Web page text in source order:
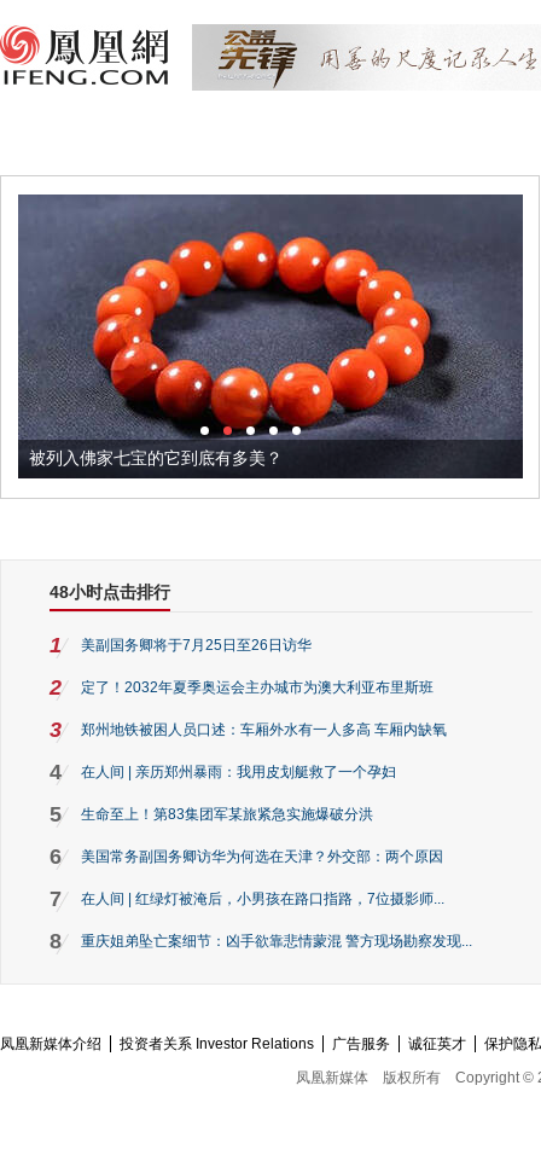
被列入佛家七宝的它到底有多美？
48小时点击排行
1 美副国务卿将于7月25日至26日访华
2 定了！2032年夏季奥运会主办城市为澳大利亚布里斯班
3 郑州地铁被困人员口述：车厢外水有一人多高 车厢内缺氧
4 在人间 | 亲历郑州暴雨：我用皮划艇救了一个孕妇
5 生命至上！第83集团军某旅紧急实施爆破分洪
6 美国常务副国务卿访华为何选在天津？外交部：两个原因
7 在人间 | 红绿灯被淹后，小男孩在路口指路，7位摄影师...
8 重庆姐弟坠亡案细节：凶手欲靠悲情蒙混 警方现场勘察发现...
凤凰新媒体介绍 投资者关系 Investor Relations 广告服务 诚征英才
保护隐
凤凰新媒体
版权所有 Copyright ©